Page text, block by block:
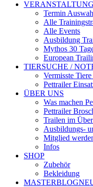
Termin
Alle
Alle Events
Ausbildung
Mythos 30
European
TIERSUCHE /
Vermisste
Pettrailer
ÜBER UNS
Was machen
Pettrailer
Trailen im
Ausbildungs-
Mitglied
Infos
SHOP
Zubehör
Bekleidung
MASTERBLOG